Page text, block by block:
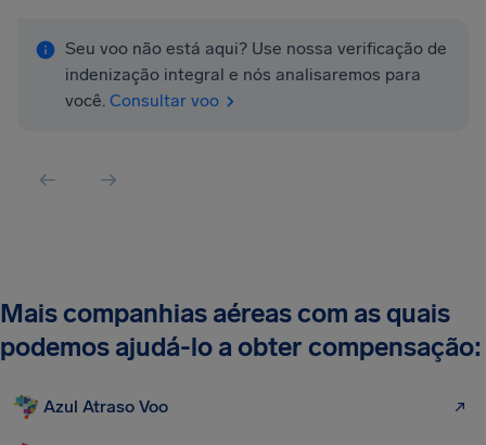
Seu voo não está aqui? Use nossa verificação de
indenização integral e nós analisaremos para
você. Consultar voo
Mais companhias aéreas com as quais
podemos ajudá-lo a obter compensação:
Azul Atraso Voo